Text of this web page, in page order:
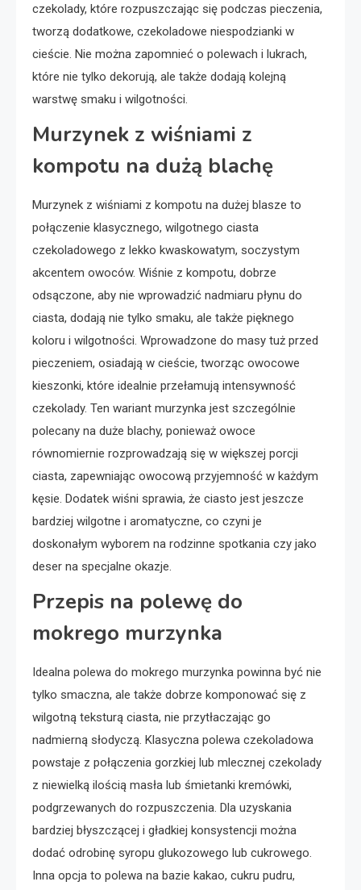
czekolady, które rozpuszczając się podczas pieczenia,
tworzą dodatkowe, czekoladowe niespodzianki w
cieście. Nie można zapomnieć o polewach i lukrach,
które nie tylko dekorują, ale także dodają kolejną
warstwę smaku i wilgotności.
Murzynek z wiśniami z
kompotu na dużą blachę
Murzynek z wiśniami z kompotu na dużej blasze to
połączenie klasycznego, wilgotnego ciasta
czekoladowego z lekko kwaskowatym, soczystym
akcentem owoców. Wiśnie z kompotu, dobrze
odsączone, aby nie wprowadzić nadmiaru płynu do
ciasta, dodają nie tylko smaku, ale także pięknego
koloru i wilgotności. Wprowadzone do masy tuż przed
pieczeniem, osiadają w cieście, tworząc owocowe
kieszonki, które idealnie przełamują intensywność
czekolady. Ten wariant murzynka jest szczególnie
polecany na duże blachy, ponieważ owoce
równomiernie rozprowadzają się w większej porcji
ciasta, zapewniając owocową przyjemność w każdym
kęsie. Dodatek wiśni sprawia, że ciasto jest jeszcze
bardziej wilgotne i aromatyczne, co czyni je
doskonałym wyborem na rodzinne spotkania czy jako
deser na specjalne okazje.
Przepis na polewę do
mokrego murzynka
Idealna polewa do mokrego murzynka powinna być nie
tylko smaczna, ale także dobrze komponować się z
wilgotną teksturą ciasta, nie przytłaczając go
nadmierną słodyczą. Klasyczna polewa czekoladowa
powstaje z połączenia gorzkiej lub mlecznej czekolady
z niewielką ilością masła lub śmietanki kremówki,
podgrzewanych do rozpuszczenia. Dla uzyskania
bardziej błyszczącej i gładkiej konsystencji można
dodać odrobinę syropu glukozowego lub cukrowego.
Inna opcja to polewa na bazie kakao, cukru pudru,